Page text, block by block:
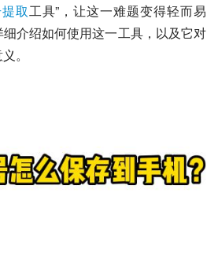
取工具”，让这一难题变得轻而易
介绍如何使用这一工具，以及它对
。